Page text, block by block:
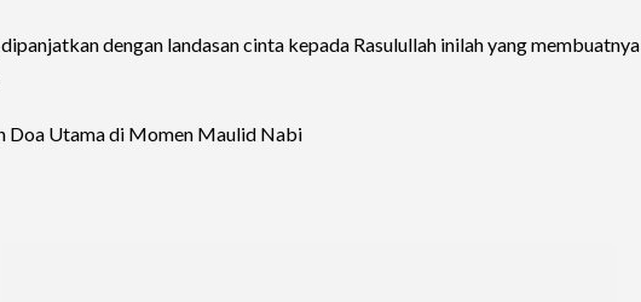
dengan landasan cinta kepada Rasulullah inilah yang membuatnya
Doa Utama di Momen Maulid Nabi